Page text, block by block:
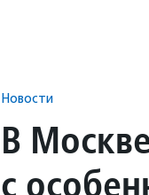
Новости
В
с